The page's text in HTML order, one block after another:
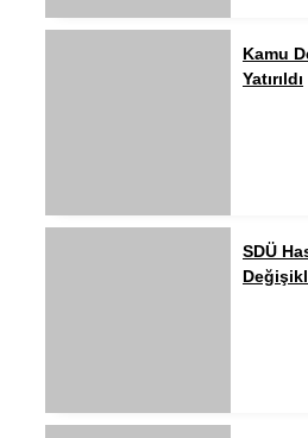
Kamu
Yatırıldı
SDÜ